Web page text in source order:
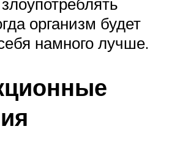
организм будет
намного лучше.